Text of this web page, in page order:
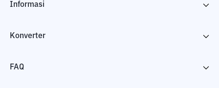
Informasi
Konverter
FAQ